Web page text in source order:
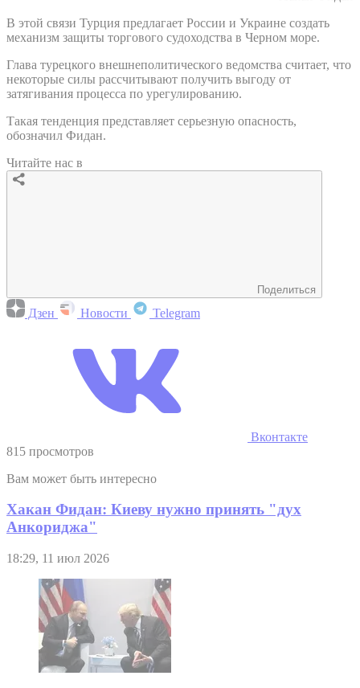
В этой связи Турция предлагает России и Украине создать
механизм защиты торгового судоходства в Черном море.
Глава турецкого внешнеполитического ведомства считает, что
некоторые силы рассчитывают получить выгоду от
затягивания процесса по урегулированию.
Такая тенденция представляет серьезную опасность,
обозначил Фидан.
Читайте нас в
Поделиться
Дзен Новости Telegram
Вконтакте
815 просмотров
Вам может быть интересно
Хакан Фидан: Киеву нужно принять "дух
Анкориджа"
18:29, 11 июл 2026